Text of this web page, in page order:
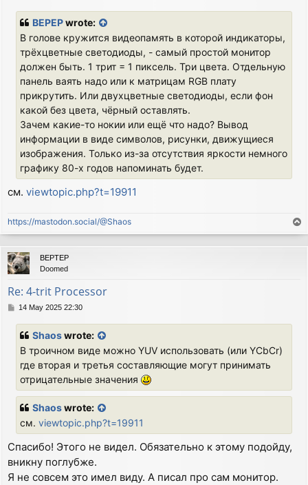
BEPEPwrote:
В голове кружится видеопамять в которой индикаторы,
трёхцветные светодиоды, - самый простой монитор
должен быть. 1 трит = 1 пиксель. Три цвета. Отдельную
панель ваять надо или к матрицам RGB плату
прикрутить. Или двухцветные светодиоды, если фон
какой без цвета, чёрный оставлять.
Зачем какие-то нокии или ещё что надо? Вывод
информации в виде символов, рисунки, движущиеся
изображения. Только из-за отсутствия яркости немного
графику 80-х годов напоминать будет.
см. viewtopic.php?t=19911
https://mastodon.social/@Shaos
o
p
BEPTEP
Doomed
Re: 4-trit Processor
P14 May 2025 22:30
Shaoswrote:
В троичном виде можно YUV использовать (или YCbCr)
где вторая и третья составляющие могут принимать
отрицательные значения
Shaoswrote:
см. viewtopic.php?t=19911
Спасибо! Этого не видел. Обязательно к этому подойду,
вникну поглубже.
Я не совсем это имел виду. А писал про сам монитор.